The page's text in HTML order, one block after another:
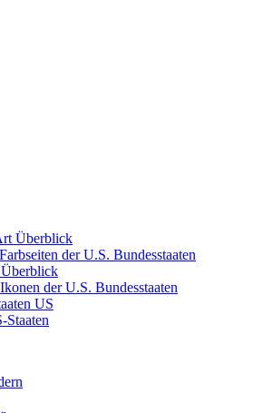
Überblick
der U.S. Bundesstaaten
der U.S. Bundesstaaten
US
Staaten